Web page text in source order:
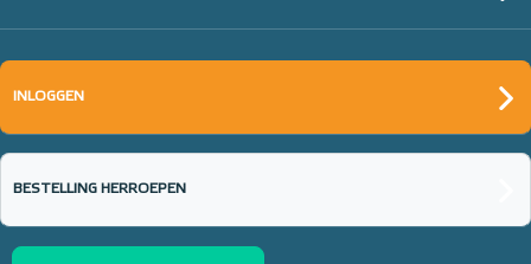
INLOGGEN
BESTELLING HERROEPEN